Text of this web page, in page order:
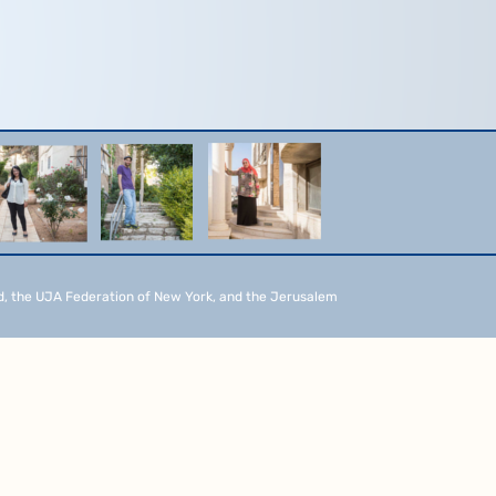
UJA Federation of New York, and the Jerusalem